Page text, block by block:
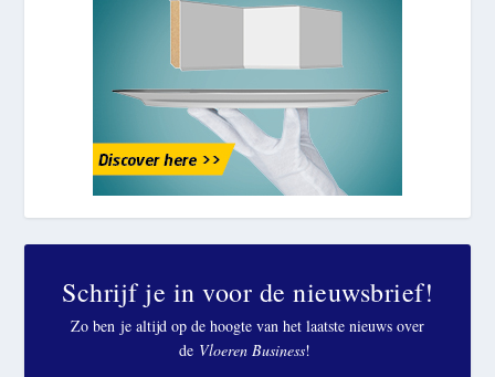
Schrijf je in voor de nieuwsbrief!
Zo ben je altijd op de hoogte van het laatste nieuws over
de Vloeren Business!